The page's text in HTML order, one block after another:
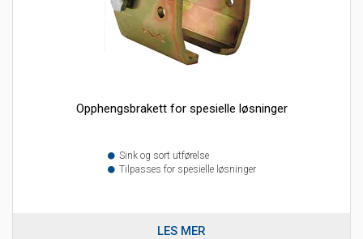
Opphengsbrakett for spesielle løsninger
Sink og sort utførelse
Tilpasses for spesielle løsninger
LES MER